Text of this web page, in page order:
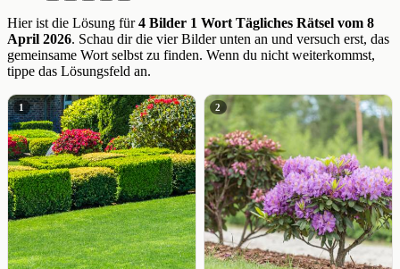
Hier ist die Lösung für4 Bilder 1 Wort Tägliches Rätsel vom 8
April 2026. Schau dir die vier Bilder unten an und versuch erst, das
gemeinsame Wort selbst zu finden. Wenn du nicht weiterkommst,
tippe das Lösungsfeld an.
1 2